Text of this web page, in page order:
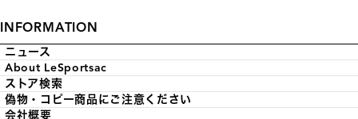
INFORMATION
ニュース
About LeSportsac
ストア検索
偽物・コピー商品にご注意ください
会社概要